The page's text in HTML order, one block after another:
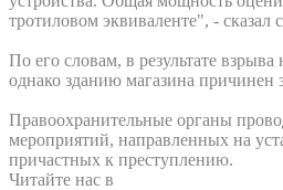
тротиловом эквиваленте", - сказал
По его словам, в результате взрыва
однако зданию магазина причинен
Правоохранительные органы
мероприятий, направленных на
причастных к преступлению.
Читайте нас в